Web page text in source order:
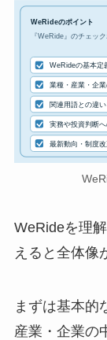
WeRideのポイント
『WeRide』のチェッ
WeRideの基本定
業種・産業・企
関連用語との違
実務や投資判断
最新動向・制度
WeRideを理
えると全体像
まずは基本的
産業・企業の